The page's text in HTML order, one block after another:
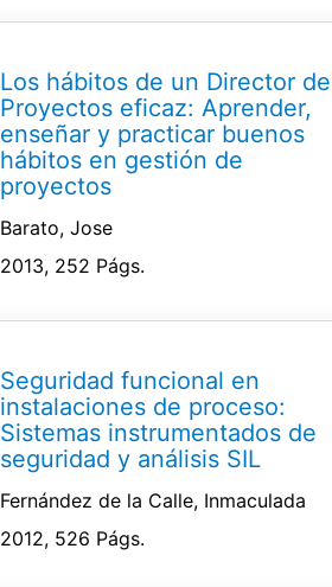
Los hábitos de un Director de
Proyectos eficaz: Aprender,
enseñar y practicar buenos
hábitos en gestión de
proyectos
Barato, Jose
2013, 252 Págs.
Seguridad funcional en
instalaciones de proceso:
Sistemas instrumentados de
seguridad y análisis SIL
Fernández de la Calle, Inmaculada
2012, 526 Págs.